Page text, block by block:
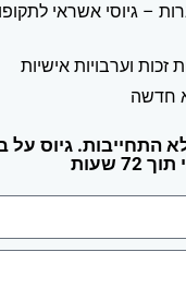
– גיוסי אשראי
זכות וערבויות אישיות
חדשה
התחייבות. גיוס
שעות